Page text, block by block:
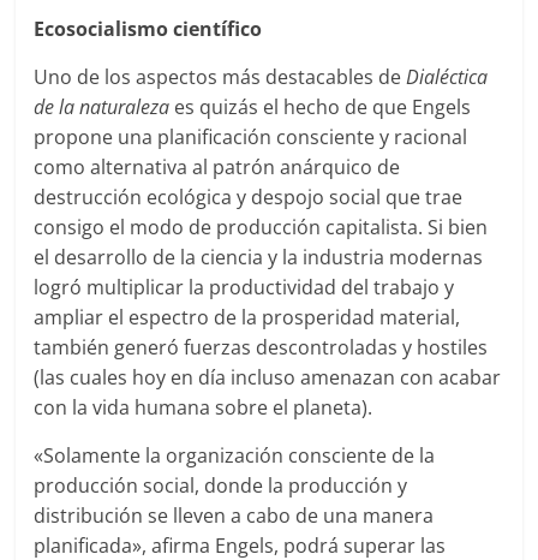
Ecosocialismo científico
Uno de los aspectos más destacables deDialéctica
de la naturaleza es quizás el hecho de que Engels
propone una planificación consciente y racional
como alternativa al patrón anárquico de
destrucción ecológica y despojo social que trae
consigo el modo de producción capitalista. Si bien
el desarrollo de la ciencia y la industria modernas
logró multiplicar la productividad del trabajo y
ampliar el espectro de la prosperidad material,
también generó fuerzas descontroladas y hostiles
(las cuales hoy en día incluso amenazan con acabar
con la vida humana sobre el planeta).
«Solamente la organización consciente de la
producción social, donde la producción y
distribución se lleven a cabo de una manera
planificada», afirma Engels, podrá superar las